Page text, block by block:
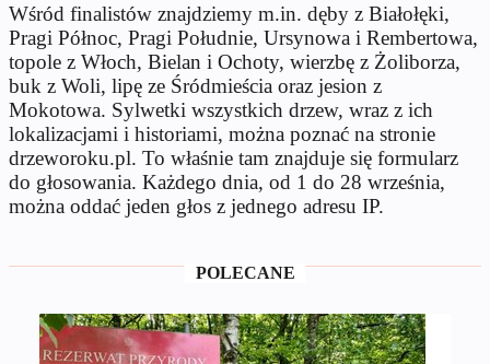
Wśród finalistów znajdziemy m.in. dęby z Białołęki,
Pragi Północ, Pragi Południe, Ursynowa i Rembertowa,
topole z Włoch, Bielan i Ochoty, wierzbę z Żoliborza,
buk z Woli, lipę ze Śródmieścia oraz jesion z
Mokotowa. Sylwetki wszystkich drzew, wraz z ich
lokalizacjami i historiami, można poznać na stronie
drzeworoku.pl. To właśnie tam znajduje się formularz
do głosowania. Każdego dnia, od 1 do 28 września,
można oddać jeden głos z jednego adresu IP.
POLECANE